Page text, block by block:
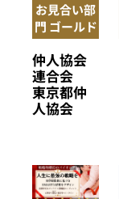
お見合い部
門 ゴールド
仲人協会
連合会
東京都仲
人協会